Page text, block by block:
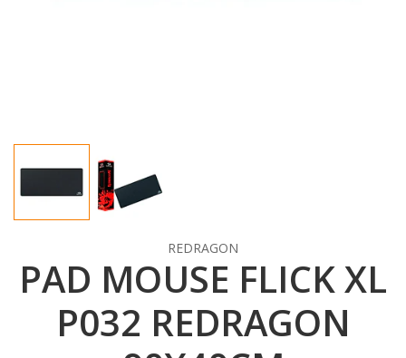
REDRAGON
PAD MOUSE FLICK XL
P032 REDRAGON